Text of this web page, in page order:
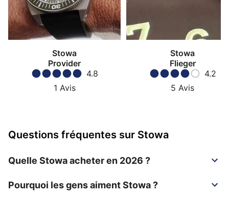
Stowa
Provider
4.8
1 Avis
Stowa
Flieger
4.2
5 Avis
Questions fréquentes sur Stowa
Quelle Stowa acheter en 2026 ?
Pourquoi les gens aiment Stowa ?